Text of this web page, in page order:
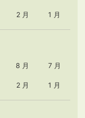
2 月 1 月
8 月 7 月
2 月 1 月